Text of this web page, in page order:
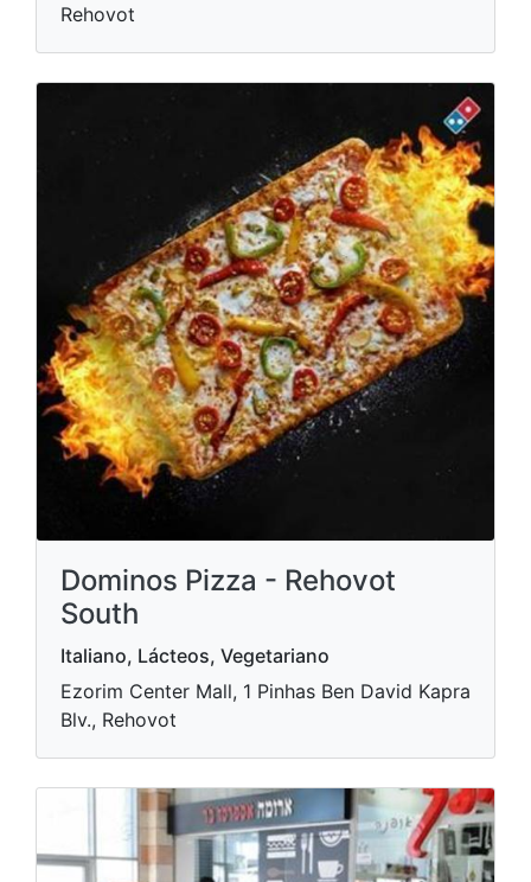
Rehovot
Dominos Pizza - Rehovot
South
Italiano, Lácteos, Vegetariano
Ezorim Center Mall, 1 Pinhas Ben David Kapra
Blv., Rehovot